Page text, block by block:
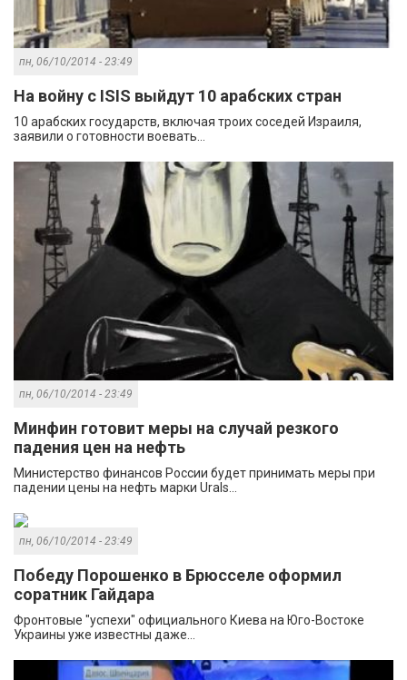
пн, 06/10/2014 - 23:49
На войну с ISIS выйдут 10 арабских стран
10 арабских государств, включая троих соседей Израиля,
заявили о готовности воевать...
пн, 06/10/2014 - 23:49
Минфин готовит меры на случай резкого
падения цен на нефть
Министерство финансов России будет принимать меры при
падении цены на нефть марки Urals...
пн, 06/10/2014 - 23:49
Победу Порошенко в Брюсселе оформил
соратник Гайдара
Фронтовые "успехи" официального Киева на Юго-Востоке
Украины уже известны даже...